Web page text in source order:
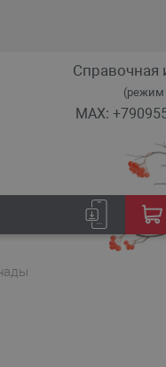
Справочная
(режим
MAX: